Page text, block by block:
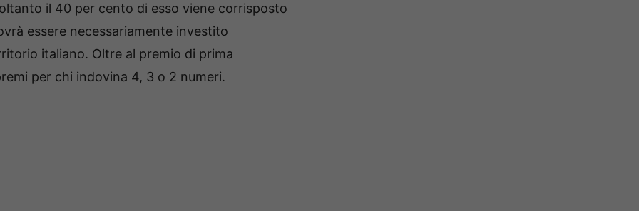
il 40 per cento di esso viene corrisposto
essere necessariamente investito
italiano. Oltre al premio di prima
per chi indovina 4, 3 o 2 numeri.